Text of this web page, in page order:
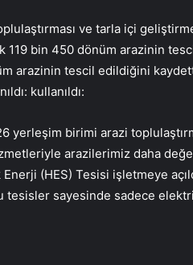
ve tarla içi
119 bin 450 dönüm arazinin
arazinin tescil edildiğini
kullanıldı:
yerleşim birimi arazi
arazilerimiz daha
(HES) Tesisi işletmeye
tesisler sayesinde sadece